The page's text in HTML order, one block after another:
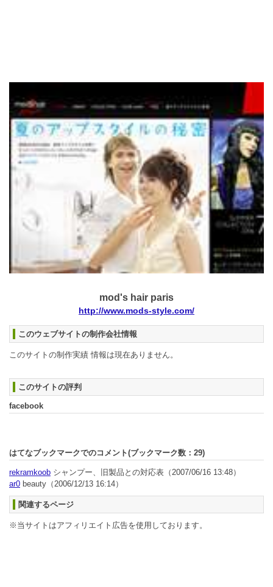
mod's hair paris
http://www.mods-style.com/
このウェブサイトの制作会社情報
このサイトの制作実績 情報は現在ありません。
このサイトの評判
facebook
はてなブックマークでのコメント(ブックマーク数： 29)
rekramkoob シャンプー、旧製品との対応表 （2007/06/16 13:48）
ar0 beauty （2006/12/13 16:14）
関連するページ
※当サイトはアフィリエイト広告を使用しております。